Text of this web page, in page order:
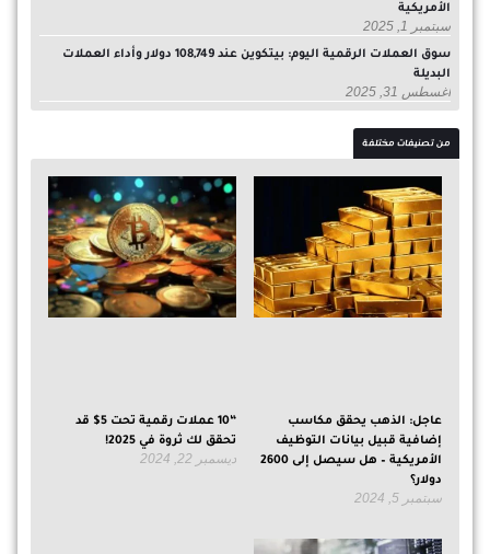
الأمريكية
سبتمبر 1, 2025
سوق العملات الرقمية اليوم: بيتكوين عند 108,749 دولار وأداء العملات
البديلة
أغسطس 31, 2025
من تصنيفات مختلفة
عاجل: الذهب يحقق مكاسب
إضافية قبيل بيانات التوظيف
الأمريكية – هل سيصل إلى 2600
دولار؟
سبتمبر 5, 2024
“10 عملات رقمية تحت 5$ قد
تحقق لك ثروة في 2025!
ديسمبر 22, 2024